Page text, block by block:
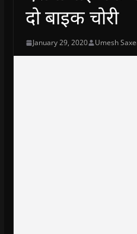
दो बाइक चोरी
January 29, 2020 Umesh